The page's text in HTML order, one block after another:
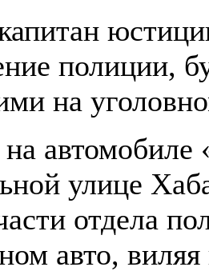
полиции,
на
автомобиле
улице
отдела
авто,